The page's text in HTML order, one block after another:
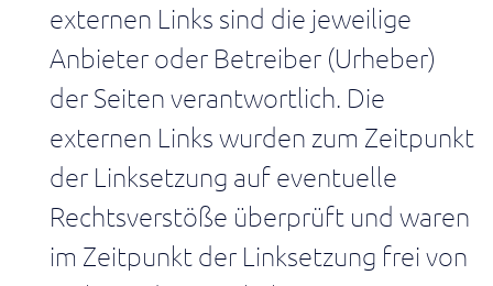
Systeme
&
Daten
nutzen,
um
den
Wertstrom
direkt
zu
steuern
externen Links sind die jeweilige
Anbieter oder Betreiber (Urheber)
der Seiten verantwortlich. Die
externen Links wurden zum Zeitpunkt
der Linksetzung auf eventuelle
Rechtsverstöße überprüft und waren
im Zeitpunkt der Linksetzung frei von